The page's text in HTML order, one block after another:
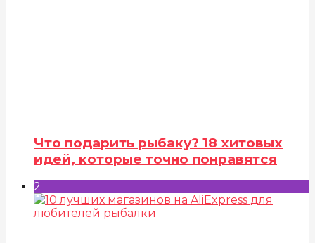
Что подарить рыбаку? 18 хитовых
идей, которые точно понравятся
2